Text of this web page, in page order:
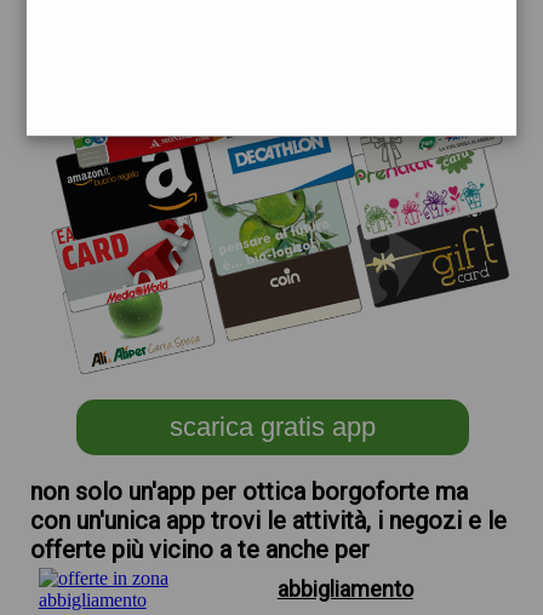
scarica gratis app
non solo un'app per ottica borgoforte ma
con un'unica app trovi le attività, i negozi e le
offerte più vicino a te anche per
abbigliamento